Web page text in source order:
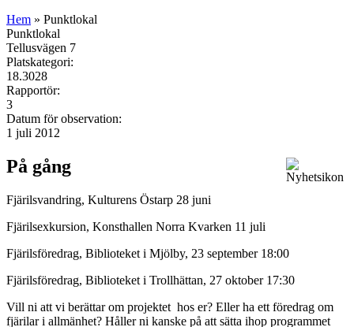
Hem » Punktlokal
Punktlokal
Tellusvägen 7
Platskategori:
18.3028
Rapportör:
3
Datum för observation:
1 juli 2012
På gång
Fjärilsvandring, Kulturens Östarp 28 juni
Fjärilsexkursion, Konsthallen Norra Kvarken 11 juli
Fjärilsföredrag, Biblioteket i Mjölby, 23 september 18:00
Fjärilsföredrag, Biblioteket i Trollhättan, 27 oktober 17:30
Vill ni att vi berättar om projektet hos er? Eller ha ett föredrag om
fjärilar i allmänhet? Håller ni kanske på att sätta ihop programmet